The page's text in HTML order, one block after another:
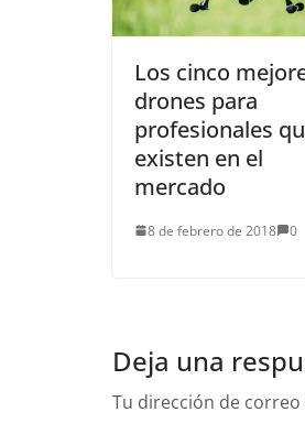
Los cinco
drones para
profesionales
existen en el
mercado
8 de febrero de 2018 0
Deja una
Tu dirección de